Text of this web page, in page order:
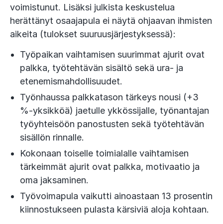
voimistunut. Lisäksi julkista keskustelua
herättänyt osaajapula ei näytä ohjaavan ihmisten
aikeita (tulokset suuruusjärjestyksessä):
Työpaikan vaihtamisen suurimmat ajurit ovat
palkka, työtehtävän sisältö sekä ura- ja
etenemismahdollisuudet.
Työnhaussa palkkatason tärkeys nousi (+3
%-yksikköä) jaetulle ykkössijalle, työnantajan
työyhteisöön panostusten sekä työtehtävän
sisällön rinnalle.
Kokonaan toiselle toimialalle vaihtamisen
tärkeimmät ajurit ovat palkka, motivaatio ja
oma jaksaminen.
Työvoimapula vaikutti ainoastaan 13 prosentin
kiinnostukseen pulasta kärsiviä aloja kohtaan.